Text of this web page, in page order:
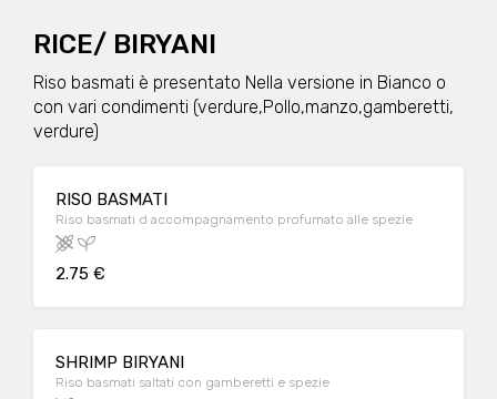
RICE/ BIRYANI
Riso basmati è presentato Nella versione in Bianco o
con vari condimenti (verdure,Pollo,manzo,gamberetti,
verdure)
RISO BASMATI
Riso basmati d accompagnamento profumato alle spezie
2.75 €
SHRIMP BIRYANI
Riso basmati saltati con gamberetti e spezie